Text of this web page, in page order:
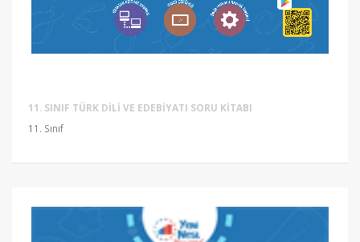
11. SINIF TÜRK DILI VE EDEBIYATI SORU KITABI
11. Sınıf